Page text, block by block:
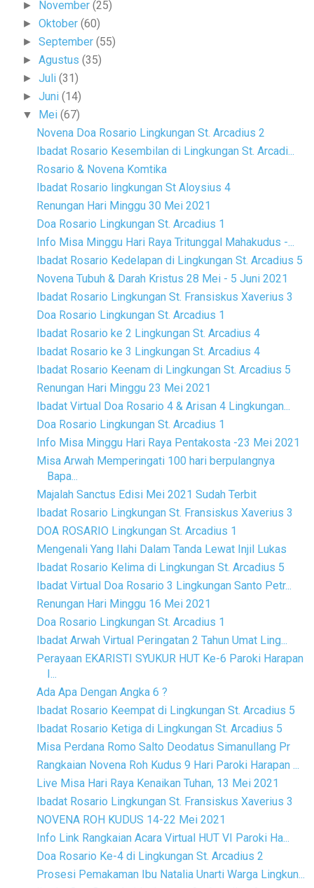
► November(25)
►Oktober(60)
►September(55)
►Agustus(35)
►Juli(31)
►Juni(14)
▼ Mei(67)
Novena Doa Rosario Lingkungan St. Arcadius 2
Ibadat Rosario Kesembilan di Lingkungan St. Arcadi...
Rosario & Novena Komtika
Ibadat Rosario lingkungan St Aloysius 4
Renungan Hari Minggu 30 Mei 2021
Doa Rosario Lingkungan St. Arcadius 1
Info Misa Minggu Hari Raya Tritunggal Mahakudus -...
Ibadat Rosario Kedelapan di Lingkungan St. Arcadius 5
Novena Tubuh & Darah Kristus 28 Mei - 5 Juni 2021
Ibadat Rosario Lingkungan St. Fransiskus Xaverius 3
Doa Rosario Lingkungan St. Arcadius 1
Ibadat Rosario ke 2 Lingkungan St. Arcadius 4
Ibadat Rosario ke 3 Lingkungan St. Arcadius 4
Ibadat Rosario Keenam di Lingkungan St. Arcadius 5
Renungan Hari Minggu 23 Mei 2021
Ibadat Virtual Doa Rosario 4 & Arisan 4 Lingkungan...
Doa Rosario Lingkungan St. Arcadius 1
Info Misa Minggu Hari Raya Pentakosta -23 Mei 2021
Misa Arwah Memperingati 100 hari berpulangnya
Bapa...
Majalah Sanctus Edisi Mei 2021 Sudah Terbit
Ibadat Rosario Lingkungan St. Fransiskus Xaverius 3
DOA ROSARIO Lingkungan St. Arcadius 1
Mengenali Yang Ilahi Dalam Tanda Lewat Injil Lukas
Ibadat Rosario Kelima di Lingkungan St. Arcadius 5
Ibadat Virtual Doa Rosario 3 Lingkungan Santo Petr...
Renungan Hari Minggu 16 Mei 2021
Doa Rosario Lingkungan St. Arcadius 1
Ibadat Arwah Virtual Peringatan 2 Tahun Umat Ling...
Perayaan EKARISTI SYUKUR HUT Ke-6 Paroki Harapan
I...
Ada Apa Dengan Angka 6 ?
Ibadat Rosario Keempat di Lingkungan St. Arcadius 5
Ibadat Rosario Ketiga di Lingkungan St. Arcadius 5
Misa Perdana Romo Salto Deodatus Simanullang Pr
Rangkaian Novena Roh Kudus 9 Hari Paroki Harapan ...
Live Misa Hari Raya Kenaikan Tuhan, 13 Mei 2021
Ibadat Rosario Lingkungan St. Fransiskus Xaverius 3
NOVENA ROH KUDUS 14-22 Mei 2021
Info Link Rangkaian Acara Virtual HUT VI Paroki Ha...
Doa Rosario Ke-4 di Lingkungan St. Arcadius 2
Prosesi Pemakaman Ibu Natalia Unarti Warga Lingkun...